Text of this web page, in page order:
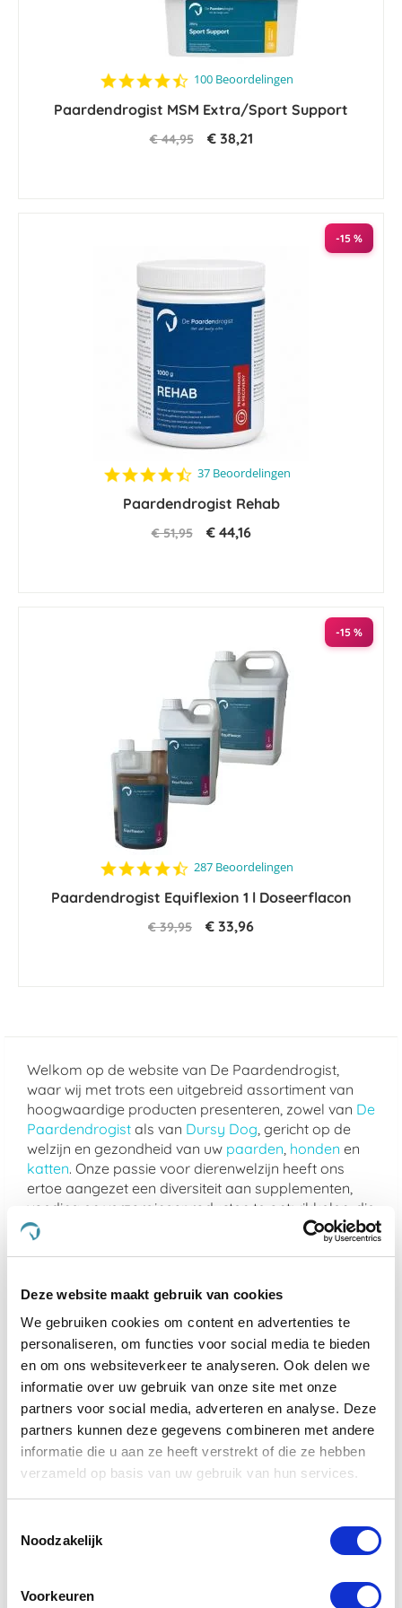
Deze website maakt gebruik van cookies
We gebruiken cookies om content en advertenties te
personaliseren, om functies voor social media te bieden
en om ons websiteverkeer te analyseren. Ook delen we
informatie over uw gebruik van onze site met onze
partners voor social media, adverteren en analyse. Deze
partners kunnen deze gegevens combineren met andere
informatie die u aan ze heeft verstrekt of die ze hebben
verzameld op basis van uw gebruik van hun services.
Noodzakelijk
Voorkeuren
4.4
rating
100 Beoordelingen
Paardendrogist MSM Extra/Sport Support
€ 44,95 € 38,21
-15 %
4.7
rating
37 Beoordelingen
Paardendrogist Rehab
€ 51,95 € 44,16
-15 %
4.5
rating
287 Beoordelingen
Paardendrogist Equiflexion 1 l Doseerflacon
€ 39,95 € 33,96
Welkom op de website van De Paardendrogist,
waar wij met trots een uitgebreid assortiment van
hoogwaardige producten presenteren, zowel van De
Paardendrogist als van Dursy Dog, gericht op de
welzijn en gezondheid van uw paarden, honden en
katten. Onze passie voor dierenwelzijn heeft ons
ertoe aangezet een diversiteit aan supplementen,
voeding en verzorgingsproducten te ontwikkelen, die
speciaal zijn ontworpen om aan de behoeften van
Of uw dier nu behoefte heeft aan ondersteuning
voor de gewrichten, een verbetering van de
spijsvertering, of een mooiere vacht, bij De
Paardendrogist vindt u producten die hierop zijn
afgestemd. Elk product in ons assortiment is
zorgvuldig geselecteerd op basis van kwaliteit en
effectiviteit, en is ontwikkeld om de gezondheid en
het geluk van uw huisdier te optimaliseren.
We geloven sterk in het bieden van alleen het beste
voor uw dier, en daarom zijn alle producten die we
aanbieden veilig, effectief en makkelijk in gebruik.
nerveuze paarden
tot producten die de gezondheid
gewrichten ondersteunen bij oudere hondenen
katten, ons doel is om een merkbare verbetering in
het leven van uw dier te realiseren.